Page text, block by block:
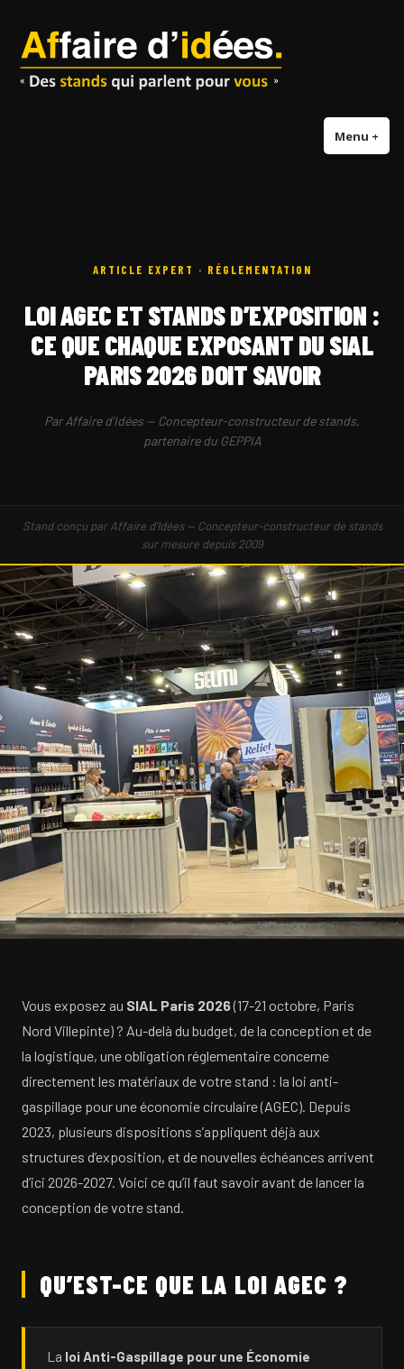
contenu
Menu +
ARTICLE EXPERT · RÉGLEMENTATION
LOI AGEC ET STANDS D’EXPOSITION :
CE QUE CHAQUE EXPOSANT DU SIAL
PARIS 2026 DOIT SAVOIR
Par Affaire d’Idées — Concepteur-constructeur de stands,
partenaire du GEPPIA
Stand conçu par Affaire d’Idées — Concepteur-constructeur de stands
sur mesure depuis 2009
Vous exposez au SIAL Paris 2026(17-21 octobre, Paris
Nord Villepinte) ? Au-delà du budget, de la conception et de
la logistique, une obligation réglementaire concerne
directement les matériaux de votre stand : la loi anti-
gaspillage pour une économie circulaire (AGEC). Depuis
2023, plusieurs dispositions s’appliquent déjà aux
structures d’exposition, et de nouvelles échéances arrivent
d’ici 2026-2027. Voici ce qu’il faut savoir avant de lancer la
conception de votre stand.
QU’EST-CE QUE LA LOI AGEC ?
La loi Anti-Gaspillage pour une Économie